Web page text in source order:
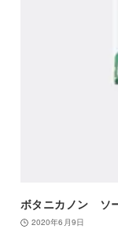
ボタニカノン ソ
2020年6月9日